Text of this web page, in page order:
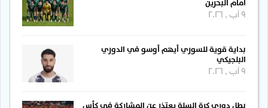
أمام البحرين
بداية قوية للسوري أيهم أوسو في الدوري
البلجيكي